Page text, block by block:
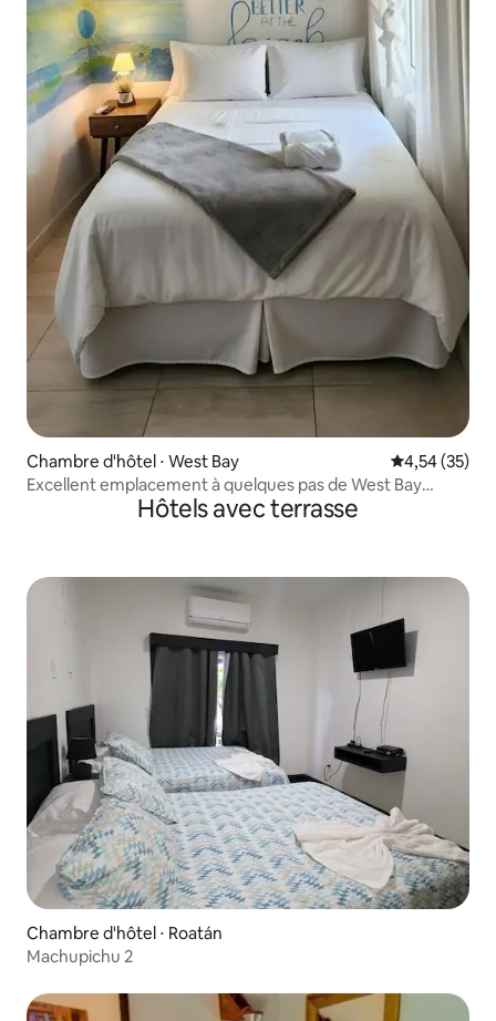
Chambre d'hôtel ⋅ West Bay Évaluation
4,54 (35)
Excellent emplacement à quelques pas de West Bay
Hôtels avec terrasse
Chambre d'hôtel ⋅ Roatán
Machupichu 2